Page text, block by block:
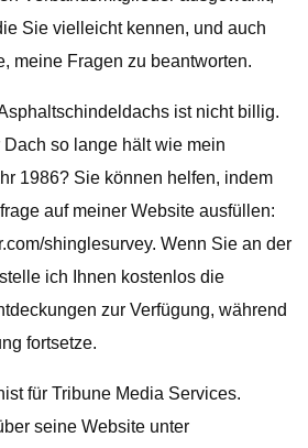
Sie vielleicht kennen, und auch
meine Fragen zu beantworten.
ist nicht billig.
so lange hält wie mein
1986? Sie können helfen, indem
auf meiner Website ausfüllen:
shinglesurvey. Wenn Sie an der
ich Ihnen kostenlos die
zur Verfügung, während
fortsetze.
für Tribune Media Services.
seine Website unter